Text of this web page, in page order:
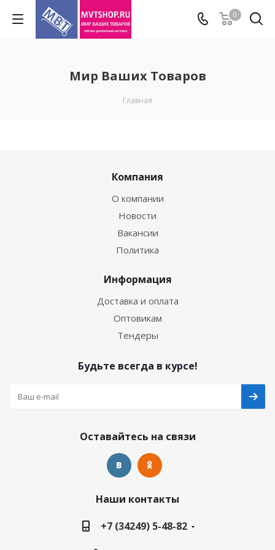
0
Мир Ваших Товаров
Главная
Компания
О компании
Новости
Вакансии
Политика
Информация
Доставка и оплата
Оптовикам
Тендеры
Будьте всегда в курсе!
Оставайтесь на связи
Наши контакты
+7 (34249) 5-48-82